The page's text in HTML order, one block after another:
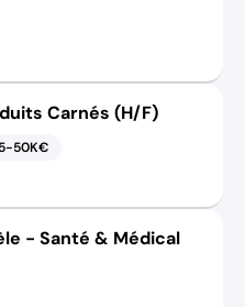
Carnés (H/F)
50K€
- Santé & Médical